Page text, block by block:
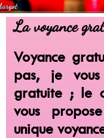
La voyance
Voyance
pas, je vous
gratuite ; le
vous
unique